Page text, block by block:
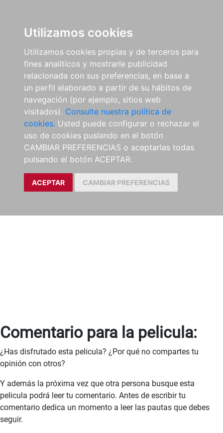
Utilizamos cookies
Utilizamos cookies propias y de terceros para
fines analíticos y mostrarle publicidad
relacionada con sus preferencias, en base a
un perfil elaborado a partir de su hábitos de
navegación (por ejemplo, sitios web
visitados). Consulte nuestra política de
cookies. Usted puede configurar o rechazar el
uso de cookies puslando en el botón
CAMBIAR PREFERENCIAS o aceptarlas todas
pulsando el botón ACEPTAR.
ACEPTAR CAMBIAR PREFERENCIAS
Comentario para la pelicula:
¿Has disfrutado esta pelicula? ¿Por qué no compartes tu
opinión con otros?
Y además la próxima vez que otra persona busque esta
pelicula podrá leer tu comentario. Antes de escribir tu
comentario dedica un momento a leer las pautas que debes
seguir.